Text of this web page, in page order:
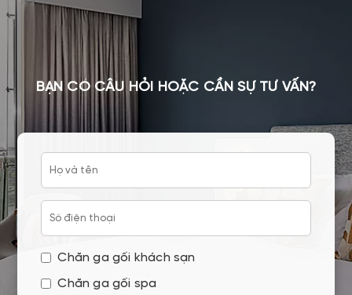
BẠN CÓ CÂU HỎI HOẶC CẦN SỰ TƯ VẤN?
Chăn ga gối khách sạn
Chăn ga gối spa